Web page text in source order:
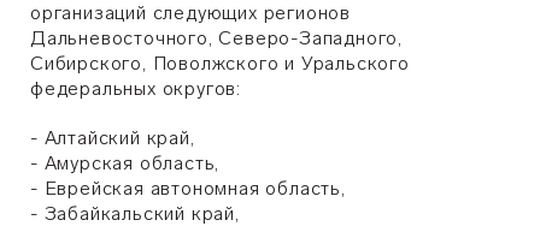
организаций следующих регионов
Дальневосточного, Северо-Западного,
Сибирского, Поволжского и Уральского
федеральных округов:
- Алтайский край,
- Амурская область,
- Еврейская автономная область,
- Забайкальский край,